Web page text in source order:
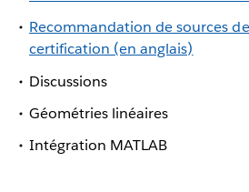
Recommandation de sources
certification (en anglais)
Discussions
Géométries linéaires
Intégration MATLAB